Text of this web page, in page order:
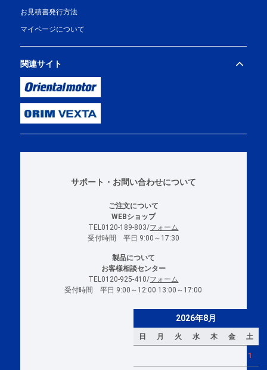
お見積書発行方法
マイページについて
関連サイト
サポート・お問い合わせについて
ご注文について
WEBショップ
TEL0120-189-803/フォーム
受付時間 平日 9:00～17:30
製品について
お客様相談センター
TEL0120-925-410/フォーム
受付時間 平日 9:00～12:00 13:00～17:00
2026年8月
日 月 火 水 木 金 土
1